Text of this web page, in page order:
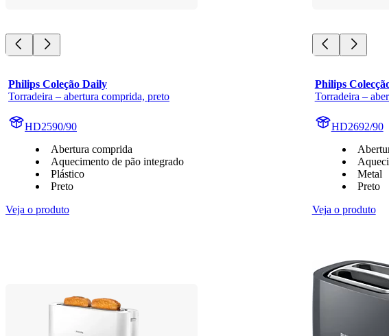
Philips Coleção Daily
Torradeira – abertura comprida, preto
HD2590/90
Abertura comprida
Aquecimento de pão integrado
Plástico
Preto
Veja o produto
Philips
Torradeira –
HD2692/90
Metal
Preto
Veja o produto